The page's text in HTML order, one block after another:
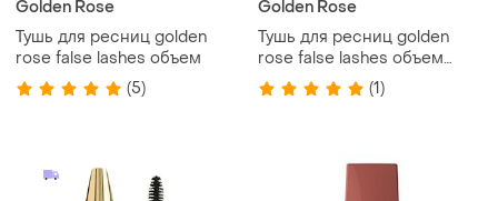
Golden Rose
Тушь для ресниц golden
rose false lashes объем
(5)
Golden Rose
Тушь для ресниц golden
rose false lashes объем
лысая тушь
(1)